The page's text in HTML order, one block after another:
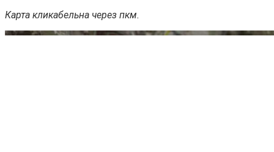
Карта кликабельна через пкм.